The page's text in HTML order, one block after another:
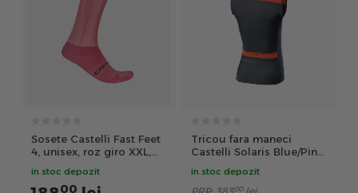
Sosete Castelli Fast Feet
4, unisex, roz giro XXL,
in stoc depozit
00
Tricou fara maneci
Castelli Solaris Blue/Pink
in stoc depozit
00